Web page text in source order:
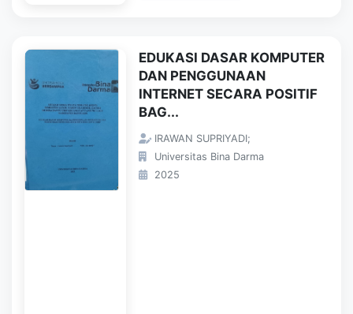
EDUKASI DASAR KOMPUTER
DAN PENGGUNAAN
INTERNET SECARA POSITIF
BAG...
IRAWAN SUPRIYADI;
Universitas Bina Darma
2025